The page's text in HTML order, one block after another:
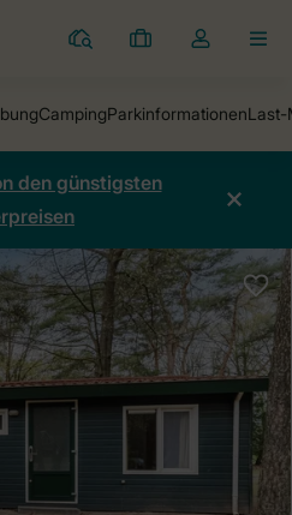
Ferienparks
Meine
Dropdown-
öffnen
den günstigsten